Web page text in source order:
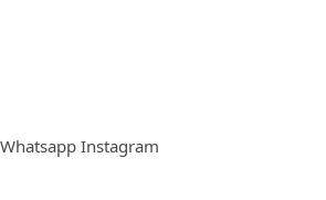
Whatsapp Instagram